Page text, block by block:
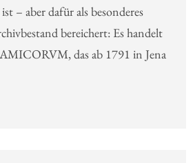
– aber dafür als besonderes
bereichert: Es handelt
das ab 1791 in Jena